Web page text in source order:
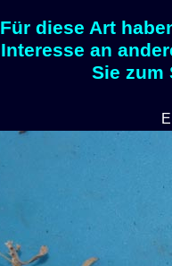
Für diese Art
Interesse an
Sie zum